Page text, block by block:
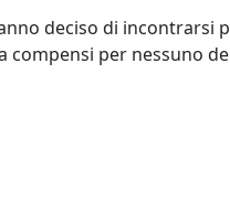
deciso di incontrarsi
per nessuno